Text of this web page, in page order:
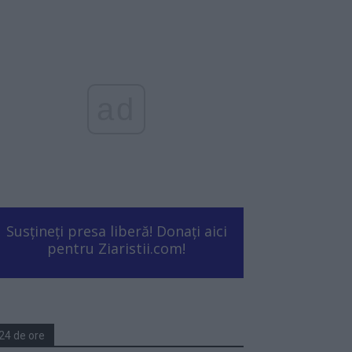
Susțineți presa liberă! Donați aici
pentru Ziaristii.com!
de ore